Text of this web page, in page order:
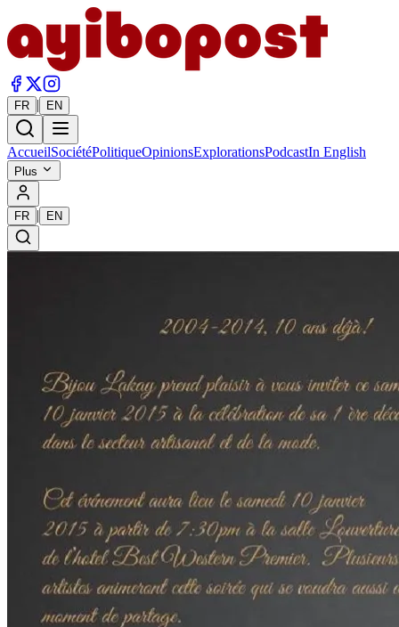
FR | EN
AccueilSociétéPolitiqueOpinionsExplorationsPodcastIn English
Plus
FR | EN